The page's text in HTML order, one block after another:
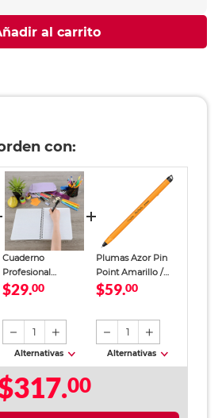
al carrito
con:
Cuaderno
Profesional
SkyBook Go Plus
$29.00
1
Alternativas
Plumas Azor Pin
Point Amarillo /
Punto fino / Tinta
$59.00
1
Alternativas
00